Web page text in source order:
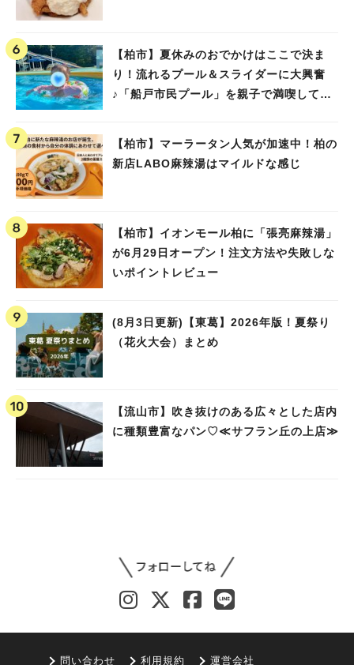
【柏市】夏休みのおでかけはここで決ま
り！流れるプール＆スライダーに大興奮
♪「船戸市民プール」を親子で満喫してき
【柏市】マーラータン人気が加速中！柏の
新店LABO麻辣湯はマイルドな感じ
【柏市】イオンモール柏に「張亮麻辣湯」
が6月29日オープン！注文方法や失敗しな
いポイントレビュー
(8月3日更新)【東葛】2026年版！夏祭り
（花火大会）まとめ
【流山市】吹き抜けのある広々とした店内
に種類豊富なパン♡≪サフラン丘の上店≫
問い合わせ 利用規約 運営会社